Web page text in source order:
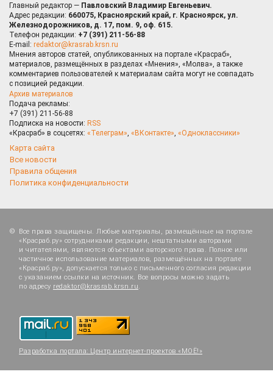
Главный редактор — Павловский Владимир Евгеньевич.
Адрес редакции: 660075, Красноярский край, г. Красноярск, ул.
Железнодорожников, д. 17, пом. 9, оф. 615.
Телефон редакции: +7 (391) 211-56-88
E-mail: redaktor@krasrab.krsn.ru
Мнения авторов статей, опубликованных на портале «Красраб»,
материалов, размещённых в разделах «Мнения», «Молва», а также
комментариев пользователей к материалам сайта могут не совпадать
с позицией редакции.
Архив материалов
Подача рекламы:
+7 (391) 211-56-88
Подписка на новости: RSS
«Красраб» в соцсетях: «Телеграм», «ВКонтакте», «Одноклассники»
Карта сайта
Все новости
Правила общения
Политика конфиденциальности
Все права защищены. Любые материалы, размещённые на портале
«Красраб.ру» сотрудниками редакции, нештатными авторами
и читателями, являются объектами авторского права. Полное или
частичное использование материалов, размещённых на портале
«Красраб.ру», допускается только с письменного согласия редакции
с указанием ссылки на источник. Все вопросы можно задать
по адресу redaktor@krasrab.krsn.ru.
Разработка портала: Центр интернет-проектов «МОЁ!»